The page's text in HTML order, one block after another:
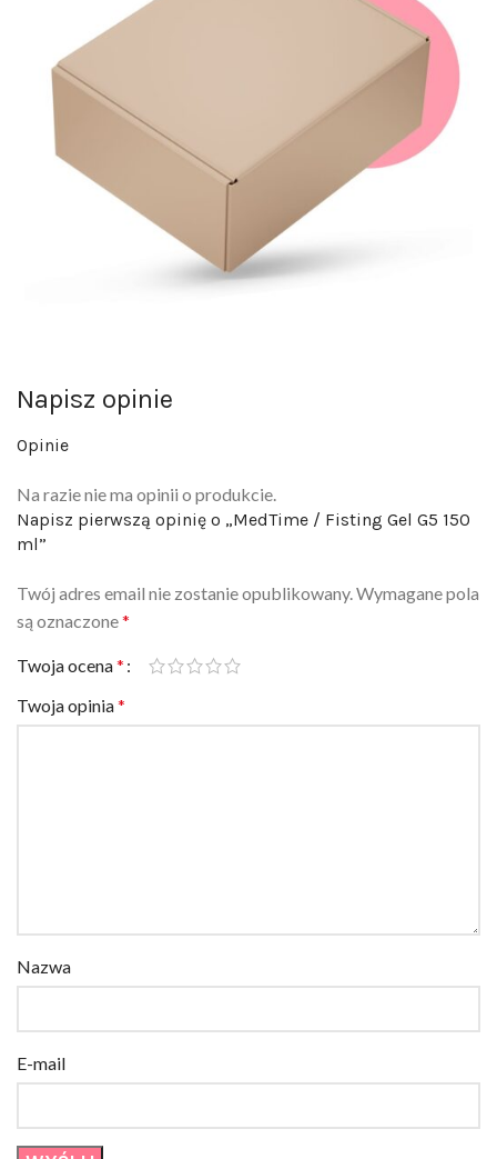
Napisz opinie
Opinie
Na razie nie ma opinii o produkcie.
Napisz pierwszą opinię o „MedTime / Fisting Gel G5 150
ml”
Twój adres email nie zostanie opublikowany.
Wymagane pola
są oznaczone *
Twoja ocena *
Twoja opinia *
Nazwa
E-mail